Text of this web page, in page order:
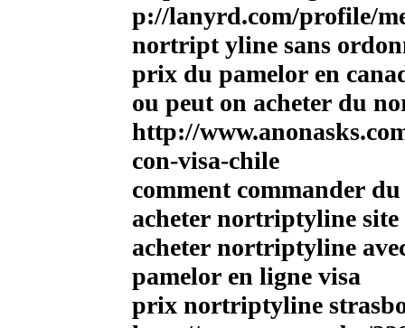
p://lanyrd.com/profile/
nortript yline sans
prix du pamelor en
ou peut on acheter du
http://
con-visa-chile
comment commander
acheter nortriptyline site
acheter nortriptyline
pamelor en ligne visa
prix nortriptyline